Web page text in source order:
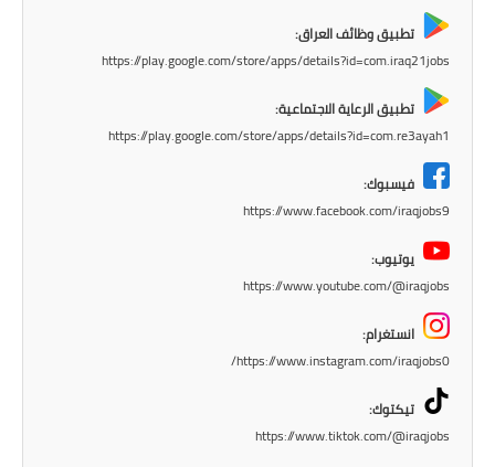
تطبيق وظائف العراق:
https://play.google.com/store/apps/details?id=com.iraq21jobs
تطبيق الرعاية الاجتماعية:
https://play.google.com/store/apps/details?id=com.re3ayah1
فيسبوك:
https://www.facebook.com/iraqjobs9
يوتيوب:
https://www.youtube.com/@iraqjobs
انستغرام:
https://www.instagram.com/iraqjobs0/
تيكتوك:
https://www.tiktok.com/@iraqjobs